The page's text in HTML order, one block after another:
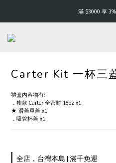
Happy Father's
滿 $3000 享
Happy Father's
Carter Kit 一杯三
禮盒內容物有:
．瘦款 Carter 全密封 16oz x1
★ 滑蓋單蓋 x1
．吸管杯蓋 x1
全店，台灣本島 | 滿千免運